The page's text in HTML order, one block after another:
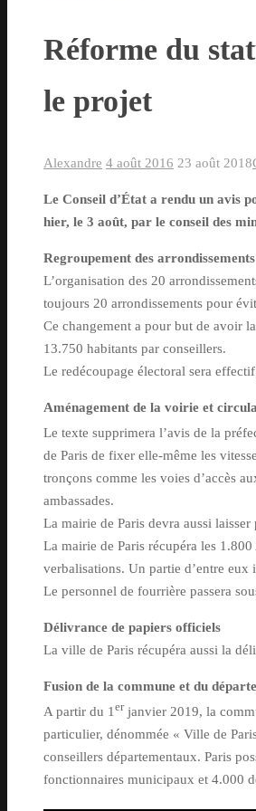
Réforme du
le projet
Alexandre 4 août 2016 23 août 2018
Le Conseil d’État a rendu un avis
hier, le 3 août, par le conseil des
Regroupement des arrondissements
L’organisation des 20
toujours 20 arrondissements pour
Ce changement a pour but de avoir
13.750 habitants par conseillers.
Le redécoupage électoral sera
Aménagement de la voirie et
Le texte supprimera l’avis de la
de Paris de fixer elle-même les
tronçons comme les voies d’accès
ambassades.
La mairie de Paris devra aussi
La mairie de Paris récupéra les
verbalisations. Un partie d’entre
Le personnel de fourrière passera
Délivrance de papiers officiels
La ville de Paris récupéra aussi la
Fusion de la commune et du
A partir du 1er janvier 2019, la
particulier, dénommée « Ville de
conseillers départementaux. Paris
fonctionnaires municipaux et 4.000